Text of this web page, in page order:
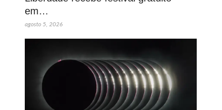
em…
agosto 5, 2026